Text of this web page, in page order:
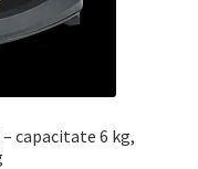
capacitate 6 kg,